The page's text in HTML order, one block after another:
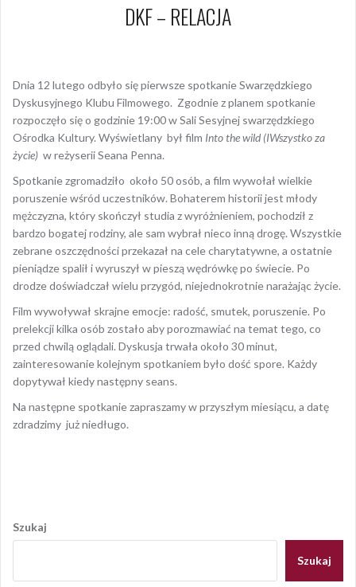
DKF – RELACJA
Dnia 12 lutego odbyło się pierwsze spotkanie Swarzędzkiego
Dyskusyjnego Klubu Filmowego. Zgodnie z planem spotkanie
rozpoczęło się o godzinie 19:00 w Sali Sesyjnej swarzędzkiego
Ośrodka Kultury. Wyświetlany był film Into the wild (IWszystko za
życie) w reżyserii Seana Penna.
Spotkanie zgromadziło około 50 osób, a film wywołał wielkie
poruszenie wśród uczestników. Bohaterem historii jest młody
mężczyzna, który skończył studia z wyróżnieniem, pochodził z
bardzo bogatej rodziny, ale sam wybrał nieco inną drogę. Wszystkie
zebrane oszczędności przekazał na cele charytatywne, a ostatnie
pieniądze spalił i wyruszył w pieszą wędrówkę po świecie. Po
drodze doświadczał wielu przygód, niejednokrotnie narażając życie.
Film wywoływał skrajne emocje: radość, smutek, poruszenie. Po
prelekcji kilka osób zostało aby porozmawiać na temat tego, co
przed chwilą oglądali. Dyskusja trwała około 30 minut,
zainteresowanie kolejnym spotkaniem było dość spore. Każdy
dopytywał kiedy następny seans.
Na następne spotkanie zapraszamy w przyszłym miesiącu, a datę
zdradzimy już niedługo.
wpisu
Szukaj
Szukaj